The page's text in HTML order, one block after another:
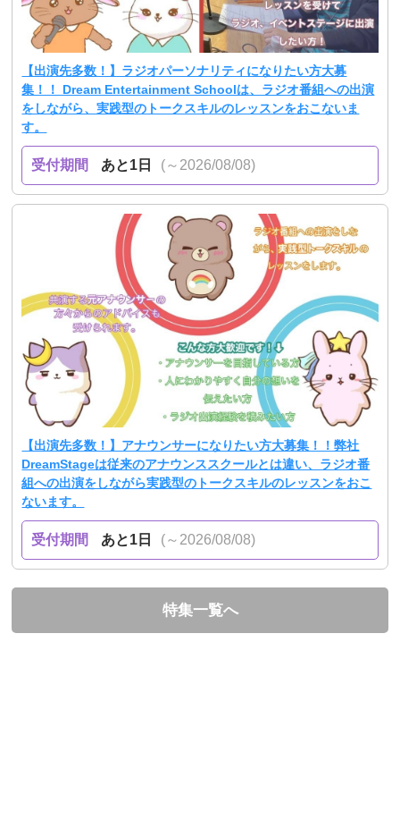
【出演先多数！】ラジオパーソナリティになりたい方大募
集！！ Dream Entertainment Schoolは、ラジオ番組への出演
をしながら、実践型のトークスキルのレッスンをおこないま
す。
受付期間 あと1日 (～2026/08/08)
【出演先多数！】アナウンサーになりたい方大募集！！弊社
DreamStageは従来のアナウンススクールとは違い、ラジオ番
組への出演をしながら実践型のトークスキルのレッスンをおこ
ないます。
受付期間 あと1日 (～2026/08/08)
特集一覧へ